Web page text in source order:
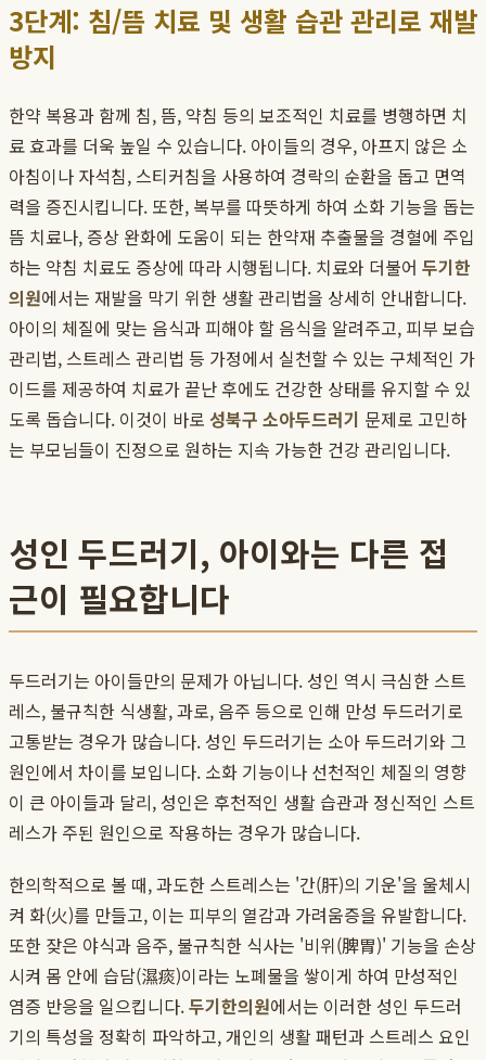
3단계: 침/뜸 치료 및 생활 습관 관리로 재발
방지
한약 복용과 함께 침, 뜸, 약침 등의 보조적인 치료를 병행하면 치
료 효과를 더욱 높일 수 있습니다. 아이들의 경우, 아프지 않은 소
아침이나 자석침, 스티커침을 사용하여 경락의 순환을 돕고 면역
력을 증진시킵니다. 또한, 복부를 따뜻하게 하여 소화 기능을 돕는
뜸 치료나, 증상 완화에 도움이 되는 한약재 추출물을 경혈에 주입
하는 약침 치료도 증상에 따라 시행됩니다. 치료와 더불어 두기한
의원에서는 재발을 막기 위한 생활 관리법을 상세히 안내합니다.
아이의 체질에 맞는 음식과 피해야 할 음식을 알려주고, 피부 보습
관리법, 스트레스 관리법 등 가정에서 실천할 수 있는 구체적인 가
이드를 제공하여 치료가 끝난 후에도 건강한 상태를 유지할 수 있
도록 돕습니다. 이것이 바로 성북구 소아두드러기 문제로 고민하
는 부모님들이 진정으로 원하는 지속 가능한 건강 관리입니다.
성인 두드러기, 아이와는 다른 접
근이 필요합니다
두드러기는 아이들만의 문제가 아닙니다. 성인 역시 극심한 스트
레스, 불규칙한 식생활, 과로, 음주 등으로 인해 만성 두드러기로
고통받는 경우가 많습니다. 성인 두드러기는 소아 두드러기와 그
원인에서 차이를 보입니다. 소화 기능이나 선천적인 체질의 영향
이 큰 아이들과 달리, 성인은 후천적인 생활 습관과 정신적인 스트
레스가 주된 원인으로 작용하는 경우가 많습니다.
한의학적으로 볼 때, 과도한 스트레스는 '간(肝)의 기운'을 울체시
켜 화(火)를 만들고, 이는 피부의 열감과 가려움증을 유발합니다.
또한 잦은 야식과 음주, 불규칙한 식사는 '비위(脾胃)' 기능을 손상
시켜 몸 안에 습담(濕痰)이라는 노폐물을 쌓이게 하여 만성적인
염증 반응을 일으킵니다.두기한의원에서는 이러한 성인 두드러
기의 특성을 정확히 파악하고, 개인의 생활 패턴과 스트레스 요인